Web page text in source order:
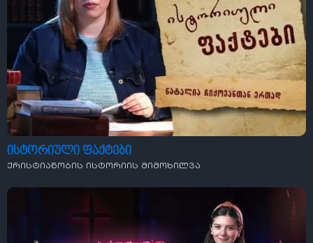
ისტორიული ფაქტები
ქრისტიანობის ისტორიის მიმოხილვა